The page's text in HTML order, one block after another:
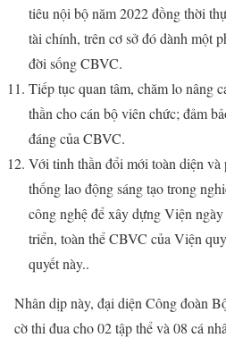
tiêu nội bộ năm 2022 đồng thời
tài chính, trên cơ sở đó dành một
đời sống CBVC.
Tiếp tục quan tâm, chăm lo nâng
thần cho cán bộ viên chức; đảm
đáng của CBVC.
Với tinh thần đổi mới toàn diện và
thống lao động sáng tạo trong
công nghệ để xây dựng Viện
triển, toàn thể CBVC của Viện
quyết này..
Nhân dịp này, đại diện Công đoàn
cờ thi đua cho 02 tập thể và 08 cá